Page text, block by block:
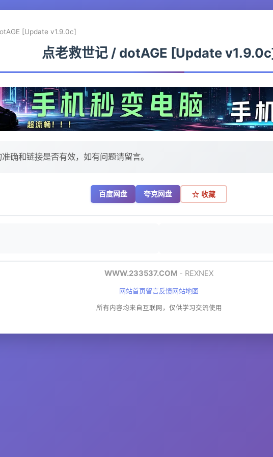
[Update v1.9.0c]
点老救世记 / dotAGE [Update
确和链接是否有效，如有问题请留言。
百度网盘 夸克网盘 ☆ 收藏
WWW.233537.COM - REXNEX
网站首页留言反馈网站地图
所有内容均来自互联网，仅供学习交流使用